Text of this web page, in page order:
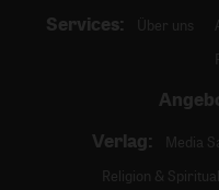
Services: Über uns
Verlag:
Media
Religion &